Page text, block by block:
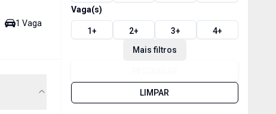
1 Vaga
Vaga(s)
1+ 2+ 3+ 4+
Mais filtros
LIMPAR